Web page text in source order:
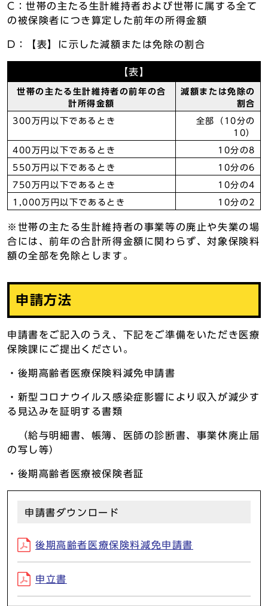
C：世帯の主たる生計維持者および世帯に属する全て
の被保険者につき算定した前年の所得金額
D：【表】に示した減額または免除の割合
【表】
世帯の主たる生計維持者の前年の合
計所得金額
減額または免除の
割合
300万円以下であるとき
全部（10分の
10）
400万円以下であるとき 10分の8
550万円以下であるとき 10分の6
750万円以下であるとき 10分の4
1,000万円以下であるとき 10分の2
※世帯の主たる生計維持者の事業等の廃止や失業の場
合には、前年の合計所得金額に関わらず、対象保険料
額の全部を免除とします。
申請方法
申請書をご記入のうえ、下記をご準備をいただき医療
保険課にご提出ください。
・後期高齢者医療保険料減免申請書
・新型コロナウイルス感染症影響により収入が減少す
る見込みを証明する書類
（給与明細書、帳簿、医師の診断書、事業休廃止届
の写し等）
・後期高齢者医療被保険者証
申請書ダウンロード
後期高齢者医療保険料減免申請書
申立書